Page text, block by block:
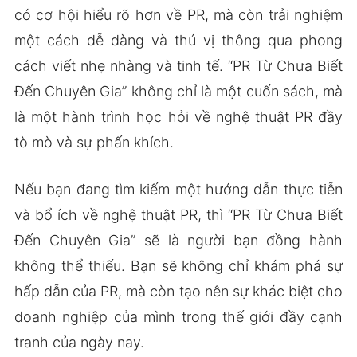
có cơ hội hiểu rõ hơn về PR, mà còn trải nghiệm
một cách dễ dàng và thú vị thông qua phong
cách viết nhẹ nhàng và tinh tế. “PR Từ Chưa Biết
Đến Chuyên Gia” không chỉ là một cuốn sách, mà
là một hành trình học hỏi về nghệ thuật PR đầy
tò mò và sự phấn khích.
Nếu bạn đang tìm kiếm một hướng dẫn thực tiễn
và bổ ích về nghệ thuật PR, thì “PR Từ Chưa Biết
Đến Chuyên Gia” sẽ là người bạn đồng hành
không thể thiếu. Bạn sẽ không chỉ khám phá sự
hấp dẫn của PR, mà còn tạo nên sự khác biệt cho
doanh nghiệp của mình trong thế giới đầy cạnh
tranh của ngày nay.